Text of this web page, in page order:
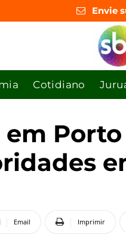
Envie
Cotidiano
Email Imprimir